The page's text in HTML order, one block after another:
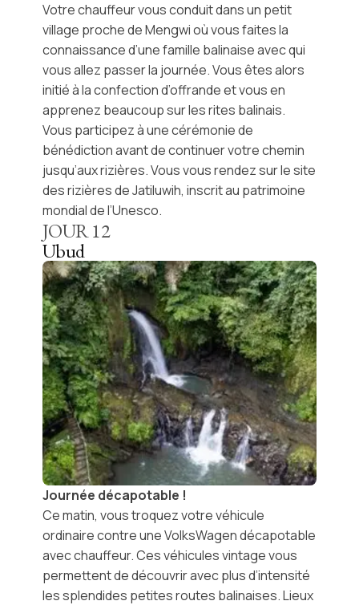
Votre chauffeur vous conduit dans un petit
village proche de Mengwi où vous faites la
connaissance d’une famille balinaise avec qui
vous allez passer la journée. Vous êtes alors
initié à la confection d’offrande et vous en
apprenez beaucoup sur les rites balinais.
Vous participez à une cérémonie de
bénédiction avant de continuer votre chemin
jusqu’aux rizières. Vous vous rendez sur le site
des rizières de Jatiluwih, inscrit au patrimoine
mondial de l’Unesco.
JOUR12
Ubud
Journée décapotable !
Ce matin, vous troquez votre véhicule
ordinaire contre une VolksWagen décapotable
avec chauffeur. Ces véhicules vintage vous
permettent de découvrir avec plus d’intensité
les splendides petites routes balinaises. Lieux